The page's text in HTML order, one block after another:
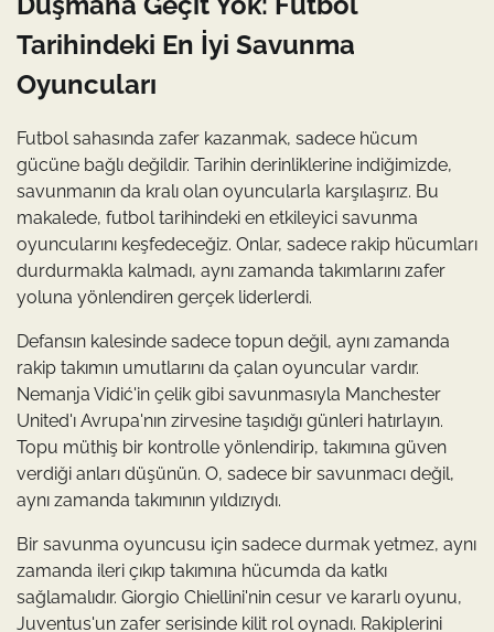
Tarihindeki En İyi Savunma
Oyuncuları
Futbol sahasında zafer kazanmak, sadece hücum
gücüne bağlı değildir. Tarihin derinliklerine indiğimizde,
savunmanın da kralı olan oyuncularla karşılaşırız. Bu
makalede, futbol tarihindeki en etkileyici savunma
oyuncularını keşfedeceğiz. Onlar, sadece rakip hücumları
durdurmakla kalmadı, aynı zamanda takımlarını zafer
yoluna yönlendiren gerçek liderlerdi.
Defansın kalesinde sadece topun değil, aynı zamanda
rakip takımın umutlarını da çalan oyuncular vardır.
Nemanja Vidić'in çelik gibi savunmasıyla Manchester
United'ı Avrupa'nın zirvesine taşıdığı günleri hatırlayın.
Topu müthiş bir kontrolle yönlendirip, takımına güven
verdiği anları düşünün. O, sadece bir savunmacı değil,
aynı zamanda takımının yıldızıydı.
Bir savunma oyuncusu için sadece durmak yetmez, aynı
zamanda ileri çıkıp takımına hücumda da katkı
sağlamalıdır. Giorgio Chiellini'nin cesur ve kararlı oyunu,
Juventus'un zafer serisinde kilit rol oynadı. Rakiplerini